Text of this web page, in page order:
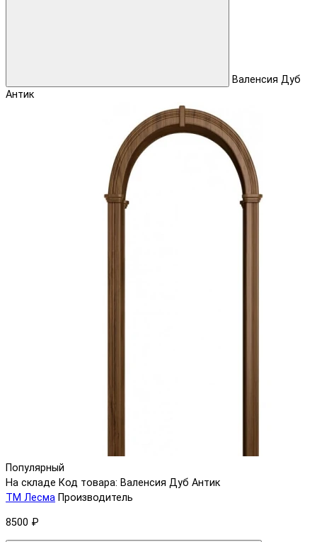
Валенсия Дуб
Антик
Популярный
На складе Код товара: Валенсия Дуб Антик
ТМ Лесма Производитель
8500 ₽